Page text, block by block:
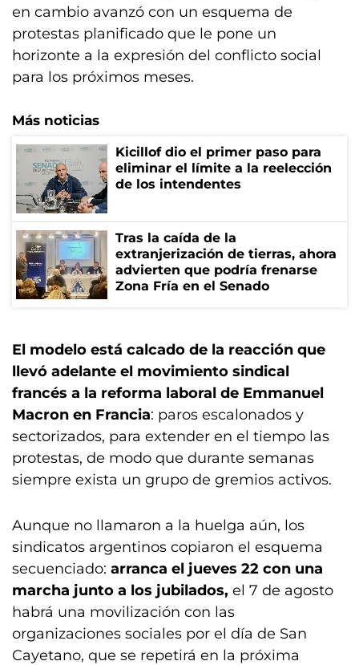
en cambio avanzó con un esquema de
protestas planificado que le pone un
horizonte a la expresión del conflicto social
para los próximos meses.
Más noticias
Kicillof dio el primer paso para
eliminar el límite a la reelección
de los intendentes
Tras la caída de la
extranjerización de tierras, ahora
advierten que podría frenarse
Zona Fría en el Senado
El modelo está calcado de la reacción que
llevó adelante el movimiento sindical
francés a la reforma laboral de Emmanuel
Macron en Francia: paros escalonados y
sectorizados, para extender en el tiempo las
protestas, de modo que durante semanas
siempre exista un grupo de gremios activos.
Aunque no llamaron a la huelga aún, los
sindicatos argentinos copiaron el esquema
secuenciado: arranca el jueves 22 con una
marcha junto a los jubilados, el 7 de agosto
habrá una movilización con las
organizaciones sociales por el día de San
Cayetano, que se repetirá en la próxima